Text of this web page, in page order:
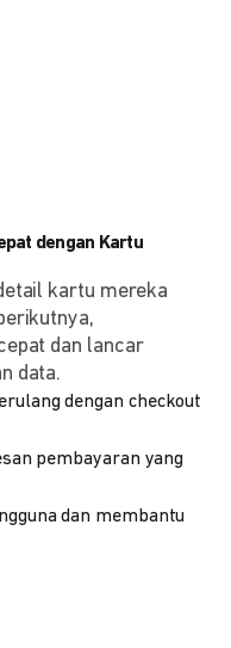
dengan Kartu
kartu mereka
dan lancar
data.
dengan checkout
pembayaran yang
dan membantu